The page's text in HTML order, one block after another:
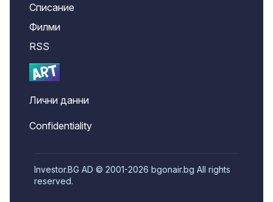
Списание
Филми
RSS
Лични данни
Confidentiality
Investor.BG AD © 2001-2026 bgonair.bg All rights
reserved.